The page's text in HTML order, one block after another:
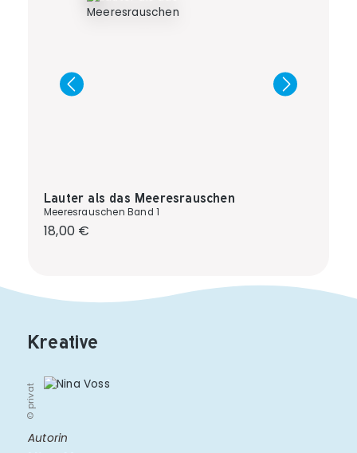
Lauter als das Meeresrauschen
Meeresrauschen Band 1
Regulärer Preis:
18,00 €
Kreative
© privat
Autorin